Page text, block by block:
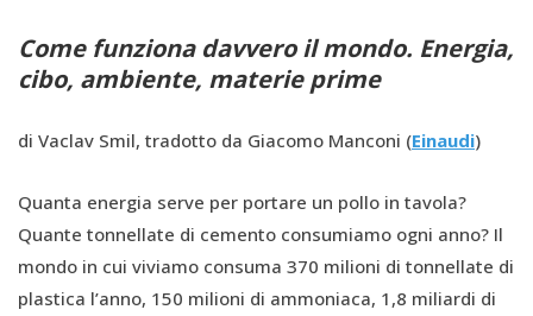
Come funziona davvero il mondo. Energia,
cibo, ambiente, materie prime
di Vaclav Smil, tradotto da Giacomo Manconi (Einaudi)
Quanta energia serve per portare un pollo in tavola?
Quante tonnellate di cemento consumiamo ogni anno? Il
mondo in cui viviamo consuma 370 milioni di tonnellate di
plastica l’anno, 150 milioni di ammoniaca, 1,8 miliardi di